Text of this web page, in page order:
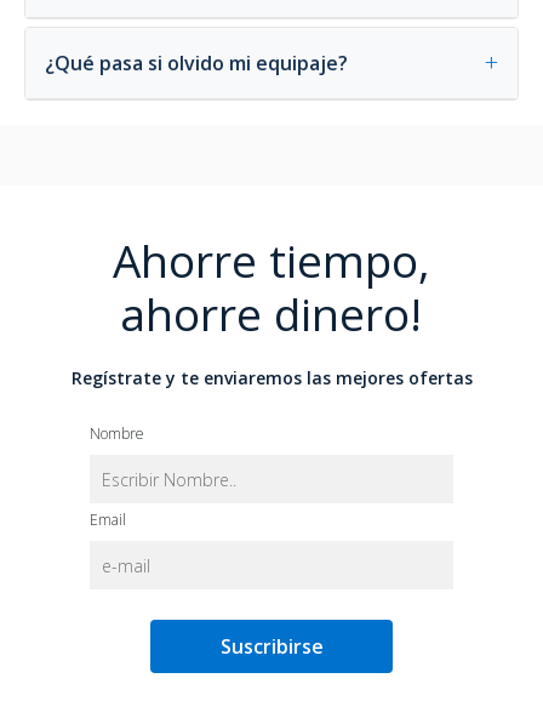
¿Qué pasa si olvido mi equipaje? +
Ahorre tiempo,
ahorre dinero!
Regístrate y te enviaremos las mejores ofertas
Nombre
Email